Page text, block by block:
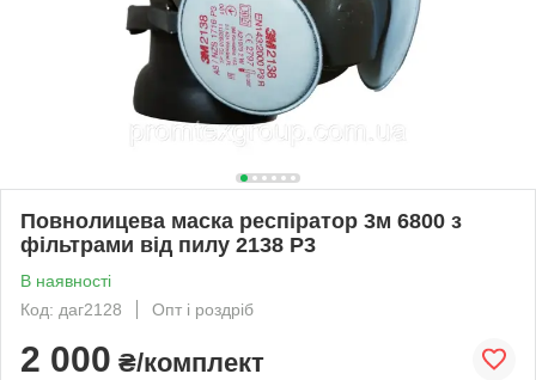
Повнолицева маска респіратор 3м 6800 з
фільтрами від пилу 2138 Р3
В наявності
Код: даг2128
Опт і роздріб
2 000 ₴/комплект